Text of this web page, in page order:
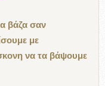
βάζα σαν
με
να τα βάψουμε